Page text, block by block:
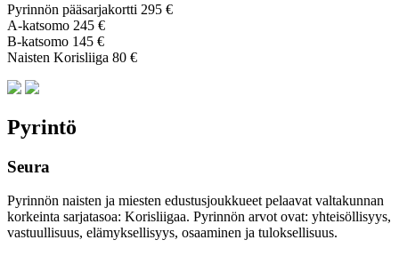
Pyrinnön pääsarjakortti 295 €
A-katsomo 245 €
B-katsomo 145 €
Naisten Korisliiga 80 €
Pyrintö
Seura
Pyrinnön naisten ja miesten edustusjoukkueet pelaavat valtakunnan
korkeinta sarjatasoa: Korisliigaa. Pyrinnön arvot ovat: yhteisöl­lisyys,
vastuul­lisuus, elämyk­sellisyys, osaaminen ja tulok­sellisuus.